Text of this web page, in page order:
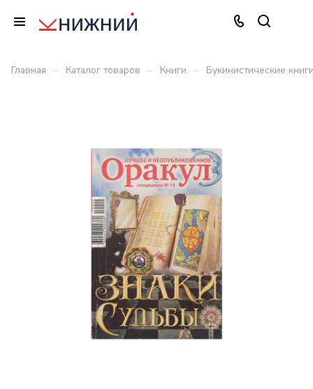
Главная – Каталог товаров – Книги – Букинистические